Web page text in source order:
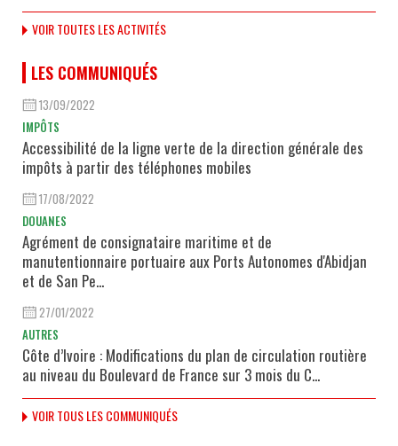
VOIR TOUTES LES ACTIVITÉS
LES COMMUNIQUÉS
13/09/2022
IMPÔTS
Accessibilité de la ligne verte de la direction générale des
impôts à partir des téléphones mobiles
17/08/2022
DOUANES
Agrément de consignataire maritime et de
manutentionnaire portuaire aux Ports Autonomes d'Abidjan
et de San Pe...
27/01/2022
AUTRES
Côte d’Ivoire : Modifications du plan de circulation routière
au niveau du Boulevard de France sur 3 mois du C...
VOIR TOUS LES COMMUNIQUÉS